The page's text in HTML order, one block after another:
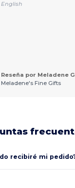
English
Reseña por Meladene
Meladene's Fine Gifts
recibiré mi